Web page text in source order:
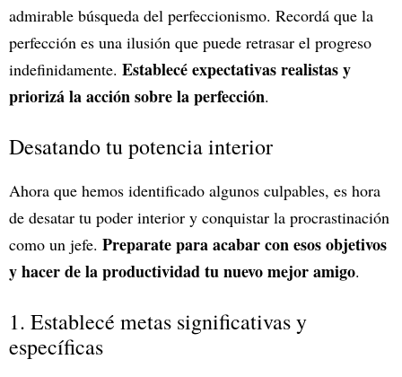
admirable búsqueda del perfeccionismo. Recordá que la
perfección es una ilusión que puede retrasar el progreso
indefinidamente. Establecé expectativas realistas y
priorizá la acción sobre la perfección.
Desatando tu potencia interior
Ahora que hemos identificado algunos culpables, es hora
de desatar tu poder interior y conquistar la procrastinación
como un jefe. Preparate para acabar con esos objetivos
y hacer de la productividad tu nuevo mejor amigo.
1. Establecé metas significativas y
específicas